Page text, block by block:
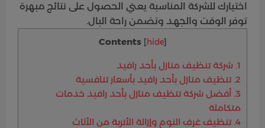
اختيارك للشركة المناسبة يعني الحصول على نتائج مبهرة
توفر الوقت والجهد وتضمن راحة البال.
Contents [ hide]
1. شركة تنظيف منازل بأحد رافيد
2. تنظيف منازل بأحد رافيد بأسعار تنافسية
3. أفضل شركة تنظيف منازل بأحد رافيد خدمات
متكاملة
4. تنظيف غرف النوم وإزالة الأتربة من الأثاث